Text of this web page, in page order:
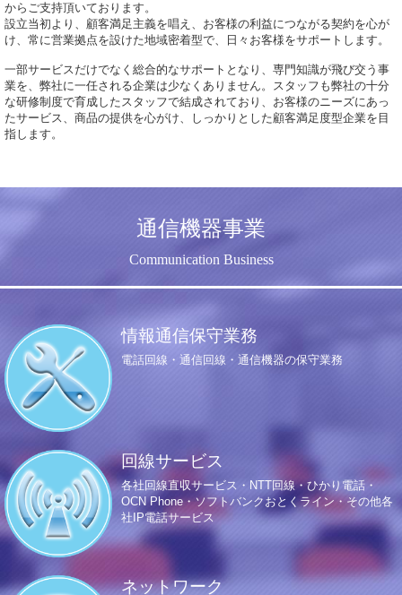
からご支持頂いております。
設立当初より、顧客満足主義を唱え、お客様の利益につながる契約を心が
け、常に営業拠点を設けた地域密着型で、日々お客様をサポートします。
一部サービスだけでなく総合的なサポートとなり、専門知識が飛び交う事
業を、弊社に一任される企業は少なくありません。スタッフも弊社の十分
な研修制度で育成したスタッフで結成されており、お客様のニーズにあっ
たサービス、商品の提供を心がけ、しっかりとした顧客満足度型企業を目
指します。
通信機器事業
Communication Business
情報通信保守業務
電話回線・通信回線・通信機器の保守業務
回線サービス
各社回線直収サービス・NTT回線・ひかり電話・
OCN Phone・ソフトバンクおとくライン・その他各
社IP電話サービス
ネットワーク